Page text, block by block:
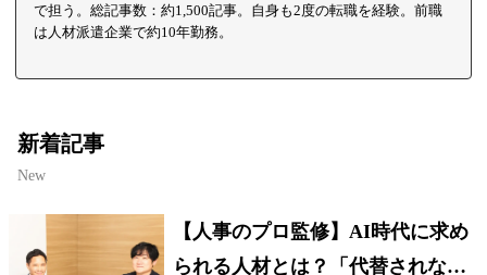
で担う。総記事数：約1,500記事。自身も2度の転職を経験。前職
は人材派遣企業で約10年勤務。
新着記事
New
【人事のプロ監修】AI時代に求め
られる人材とは？「代替されない